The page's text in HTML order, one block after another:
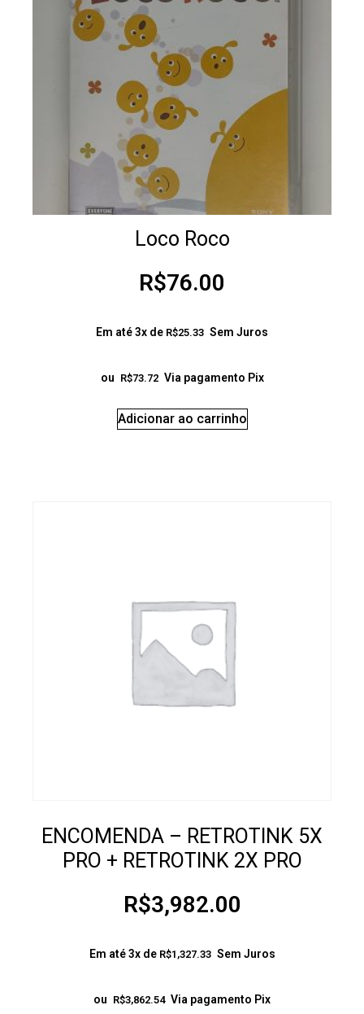
Loco Roco
R$76.00
Em até 3x de R$25.33 Sem Juros
ou R$73.72 Via pagamento Pix
Adicionar ao carrinho
ENCOMENDA – RETROTINK 5X
PRO + RETROTINK 2X PRO
R$3,982.00
Em até 3x de R$1,327.33 Sem Juros
ou R$3,862.54 Via pagamento Pix